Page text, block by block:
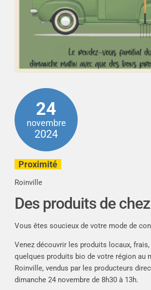
24
novembre
2024
Proximité
Roinville
Des produits de
Vous êtes soucieux de votre mode de
Venez découvrir les produits locaux,
quelques produits bio de votre région au
Roinville, vendus par les producteurs
dimanche 24 novembre de 8h30 à 13h.